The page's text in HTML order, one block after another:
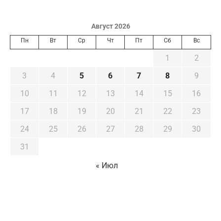
Август 2026
Пн Вт Ср Чт Пт Сб Вс
1
2
3
4 5 6 7 8
9
10
11 12 13 14 15
16
17
18 19 20 21 22
23
24
25 26 27 28 29
30
31
« Июл